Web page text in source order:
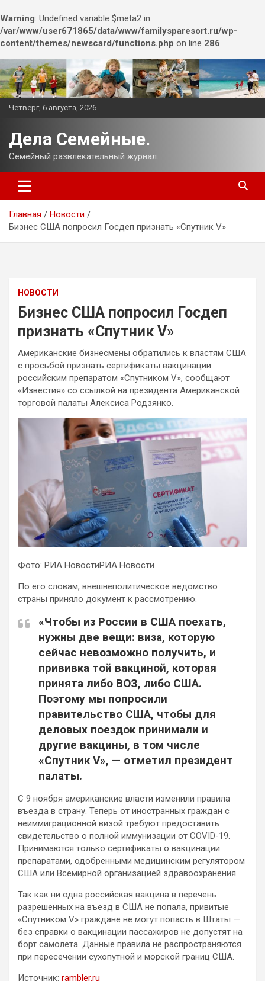
Warning: Undefined variable $meta2 in
/var/www/user671865/data/www/familysparesort.ru/wp-
content/themes/newscard/functions.php on line 286
Перейти
к
содержимому
Четверг, 6 августа, 2026
Дела Семейные.
Семейный развлекательный журнал.
Главная
Новости
Бизнес США попросил Госдеп признать «Спутник V»
НОВОСТИ
Бизнес США попросил Госдеп
признать «Спутник V»
Американские бизнесмены обратились к властям США
с просьбой признать сертификаты вакцинации
российским препаратом «Спутником V», сообщают
«Известия» со ссылкой на президента Американской
торговой палаты Алексиса Родзянко.
Фото: РИА НовостиРИА Новости
По его словам, внешнеполитическое ведомство
страны приняло документ к рассмотрению.
«Чтобы из России в США поехать,
нужны две вещи: виза, которую
сейчас невозможно получить, и
прививка той вакциной, которая
принята либо ВОЗ, либо США.
Поэтому мы попросили
правительство США, чтобы для
деловых поездок принимали и
другие вакцины, в том числе
«Спутник V», — отметил президент
палаты.
С 9 ноября американские власти изменили правила
въезда в страну. Теперь от иностранных граждан с
неиммиграционной визой требуют предоставить
свидетельство о полной иммунизации от COVID-19.
Принимаются только сертификаты о вакцинации
препаратами, одобренными медицинским регулятором
США или Всемирной организацией здравоохранения.
Так как ни одна российская вакцина в перечень
разрешенных на въезд в США не попала, привитые
«Спутником V» граждане не могут попасть в Штаты —
без справки о вакцинации пассажиров не допустят на
борт самолета. Данные правила не распространяются
при пересечении сухопутной и морской границ США.
Источник: rambler.ru